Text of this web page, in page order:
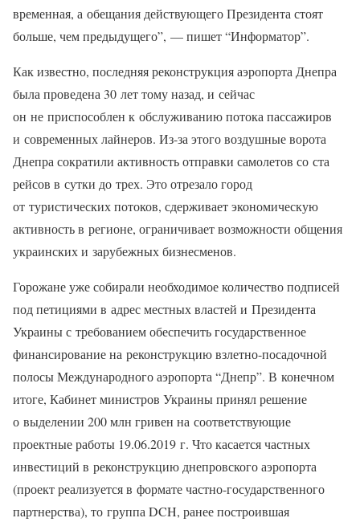
временная, а обещания действующего Президента стоят
больше, чем предыдущего”, — пишет “Информатор”.
Как известно, последняя реконструкция аэропорта Днепра
была проведена 30 лет тому назад, и сейчас
он не приспособлен к обслуживанию потока пассажиров
и современных лайнеров. Из-за этого воздушные ворота
Днепра сократили активность отправки самолетов со ста
рейсов в сутки до трех. Это отрезало город
от туристических потоков, сдерживает экономическую
активность в регионе, ограничивает возможности общения
украинских и зарубежных бизнесменов.
Горожане уже собирали необходимое количество подписей
под петициями в адрес местных властей и Президента
Украины с требованием обеспечить государственное
финансирование на реконструкцию взлетно-посадочной
полосы Международного аэропорта “Днепр”. В конечном
итоге, Кабинет министров Украины принял решение
о выделении 200 млн гривен на соответствующие
проектные работы 19.06.2019 г. Что касается частных
инвестиций в реконструкцию днепровского аэропорта
(проект реализуется в формате частно-государственного
партнерства), то группа DCH, ранее построившая